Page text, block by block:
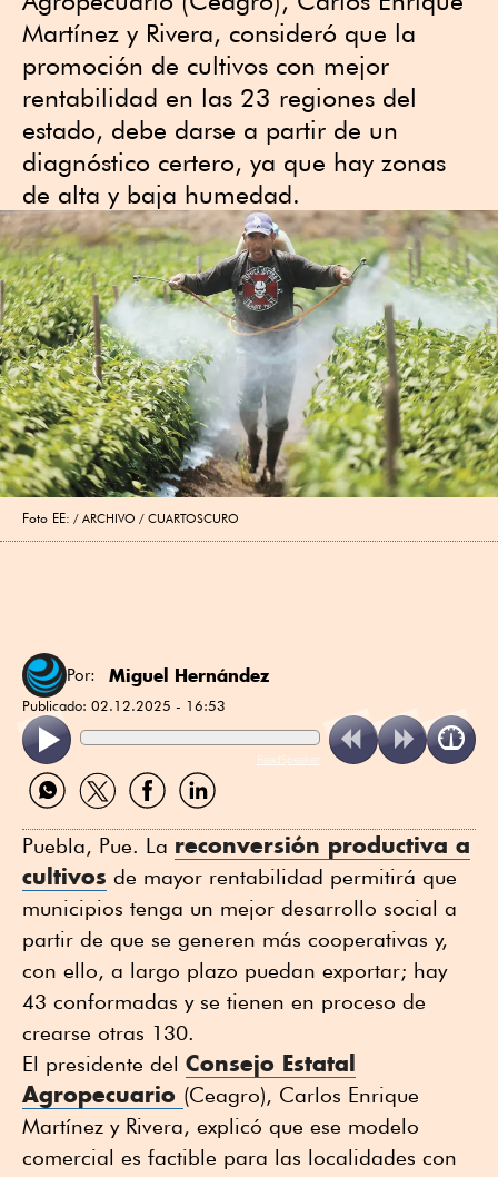
Martínez y Rivera, consideró que la
promoción de cultivos con mejor
rentabilidad en las 23 regiones del
estado, debe darse a partir de un
diagnóstico certero, ya que hay zonas
de alta y baja humedad.
Foto EE: ARCHIVO / CUARTOSCURO
Por: Miguel Hernández
Publicado: 02.12.2025 - 16:53
ReadSpeaker
Compartir
por
Compartir
por
Compartir
por
Compartir
por
Puebla, Pue. La reconversión productiva a
cultivos de mayor rentabilidad permitirá que
municipios tenga un mejor desarrollo social a
partir de que se generen más cooperativas y,
con ello, a largo plazo puedan exportar; hay
43 conformadas y se tienen en proceso de
crearse otras 130.
El presidente del Consejo Estatal
Agropecuario (Ceagro), Carlos Enrique
Martínez y Rivera, explicó que ese modelo
comercial es factible para las localidades con